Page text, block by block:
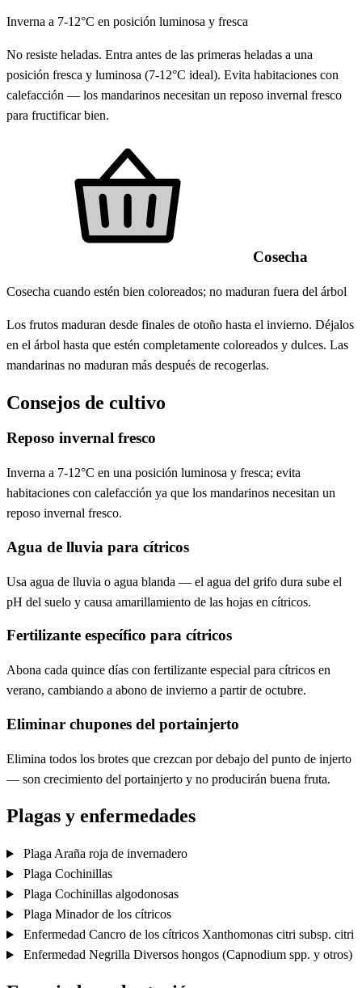
Inverna a 7-12°C en posición luminosa y fresca
No resiste heladas. Entra antes de las primeras heladas a una
posición fresca y luminosa (7-12°C ideal). Evita habitaciones con
calefacción — los mandarinos necesitan un reposo invernal fresco
para fructificar bien.
Cosecha
Cosecha cuando estén bien coloreados; no maduran fuera del árbol
Los frutos maduran desde finales de otoño hasta el invierno. Déjalos
en el árbol hasta que estén completamente coloreados y dulces. Las
mandarinas no maduran más después de recogerlas.
Consejos de cultivo
Reposo invernal fresco
Inverna a 7-12°C en una posición luminosa y fresca; evita
habitaciones con calefacción ya que los mandarinos necesitan un
reposo invernal fresco.
Agua de lluvia para cítricos
Usa agua de lluvia o agua blanda — el agua del grifo dura sube el
pH del suelo y causa amarillamiento de las hojas en cítricos.
Fertilizante específico para cítricos
Abona cada quince días con fertilizante especial para cítricos en
verano, cambiando a abono de invierno a partir de octubre.
Eliminar chupones del portainjerto
Elimina todos los brotes que crezcan por debajo del punto de injerto
— son crecimiento del portainjerto y no producirán buena fruta.
Plagas y enfermedades
Plaga Araña roja de invernadero
Plaga Cochinillas
Plaga Cochinillas algodonosas
Plaga Minador de los cítricos
Enfermedad Cancro de los cítricos Xanthomonas citri subsp. citri
Enfermedad Negrilla Diversos hongos (Capnodium spp. y otros)